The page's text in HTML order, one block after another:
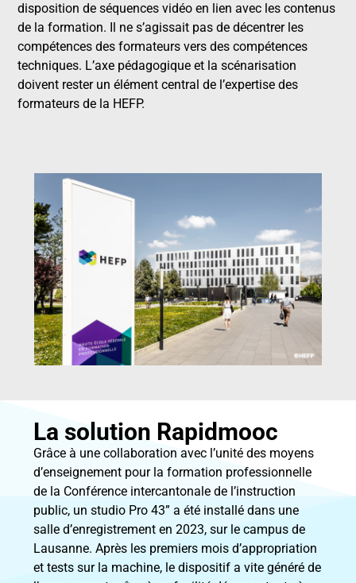
disposition de séquences vidéo en lien avec les contenus
de la formation. Il ne s’agissait pas de décentrer les
compétences des formateurs vers des compétences
techniques. L’axe pédagogique et la scénarisation
doivent rester un élément central de l’expertise des
formateurs de la HEFP.
La solution Rapidmooc
Grâce à une collaboration avec l’unité des moyens
d’enseignement pour la formation professionnelle
de la Conférence intercantonale de l’instruction
public, un studio Pro 43” a été installé dans une
salle d’enregistrement en 2023, sur le campus de
Lausanne. Après les premiers mois d’appropriation
et tests sur la machine, le dispositif a vite généré de